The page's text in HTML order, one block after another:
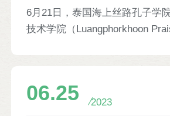
6月21日，泰国海上丝路孔子学
技术学院（Luangphorkhoon
中文水平考试、中文教学服务、
坤职业技术学院校长Kanjana
06.25 2023